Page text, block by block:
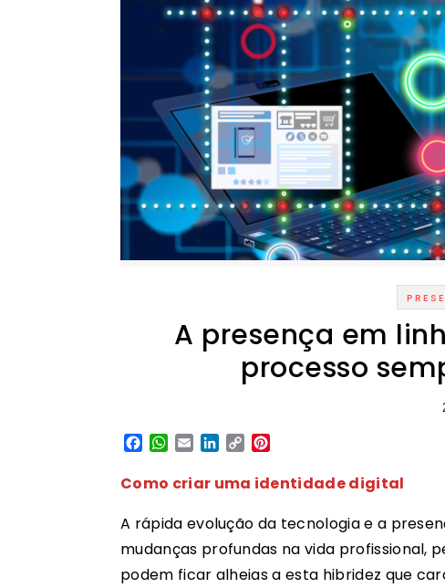
A presença em
processo
Facebook
WhatsApp
EmailLinkedIn
Copy
Como criar uma identidade digital
A rápida evolução da tecnologia e a
mudanças profundas na vida profissional,
podem ficar alheias a esta hibridez que